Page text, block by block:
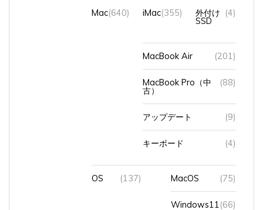
Mac (640) iMac (355) 外付け
SSD
(4)
MacBook Air (201)
MacBook Pro（中
古）
(88)
アップデート (9)
キーボード (4)
OS (137) MacOS (75)
Windows11 (66)